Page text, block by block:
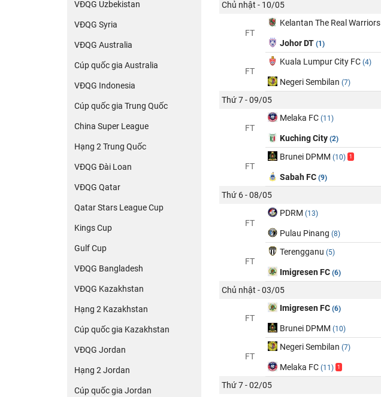
VĐQG Uzbekistan
VĐQG Syria
VĐQG Australia
Cúp quốc gia Australia
VĐQG Indonesia
Cúp quốc gia Trung Quốc
China Super League
Hạng 2 Trung Quốc
VĐQG Đài Loan
VĐQG Qatar
Qatar Stars League Cup
Kings Cup
Gulf Cup
VĐQG Bangladesh
VĐQG Kazakhstan
Hạng 2 Kazakhstan
Cúp quốc gia Kazakhstan
VĐQG Jordan
Hạng 2 Jordan
Cúp quốc gia Jordan
Chủ nhật - 10/05
FT
Kelantan The Real Warriors
Johor DT (1)
FT
Kuala Lumpur City FC (4)
Negeri Sembilan (7)
Thứ 7 - 09/05
FT
Melaka FC (11)
Kuching City (2)
FT
Brunei DPMM (10) 1
Sabah FC (9)
Thứ 6 - 08/05
FT
PDRM (13)
Pulau Pinang (8)
FT
Terengganu (5)
Imigresen FC (6)
Chủ nhật - 03/05
FT
Imigresen FC (6)
Brunei DPMM (10)
FT
Negeri Sembilan (7)
Melaka FC (11) 1
Thứ 7 - 02/05